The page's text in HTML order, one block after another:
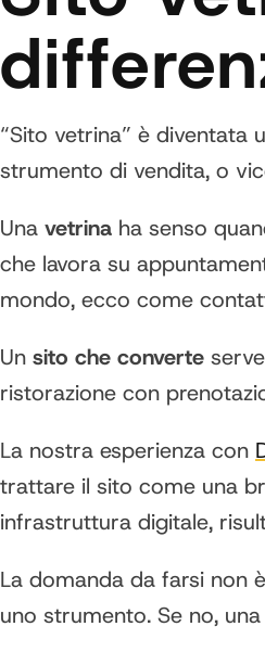
“Sito vetrina” è diventata
strumento di vendita, o
Una vetrina ha senso
che lavora su
mondo, ecco come
Un sito che converte
ristorazione con
La nostra esperienza con
trattare il sito come una
infrastruttura digitale,
La domanda da farsi non
uno strumento. Se no,